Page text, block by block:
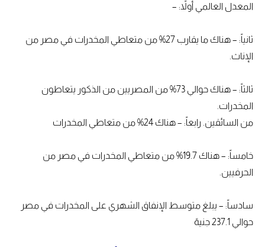
المعدل العالمي أولاً: –
ثانياً: – هناك ما يقارب 27% من متعاطي المخدرات في مصر من
الإناث.
ثالثاً: – هناك حوالي 73% من المصريين من الذكور يتعاطون
المخدرات.
من السائقين. رابعاً: – هناك 24% من متعاطي المخدرات
خامساً: – هناك 19.7% من متعاطي المخدرات في مصر من
الحرفيين.
سادساً: – يبلغ متوسط الإنفاق الشهري على المخدرات في مصر
حوالي 237.1 جنيهً